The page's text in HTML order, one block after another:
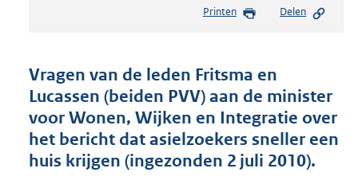
s
n
d
s
g
r
o
Printen Delen
Vragen van de leden Fritsma en
Lucassen (beiden PVV) aan de minister
voor Wonen, Wijken en Integratie over
het bericht dat asielzoekers sneller een
huis krijgen (ingezonden 2 juli 2010).